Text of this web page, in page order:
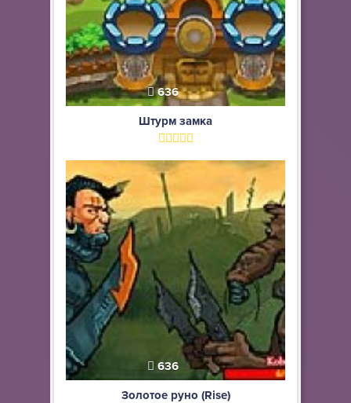
636
Штурм замка
636
Золотое руно (Rise)